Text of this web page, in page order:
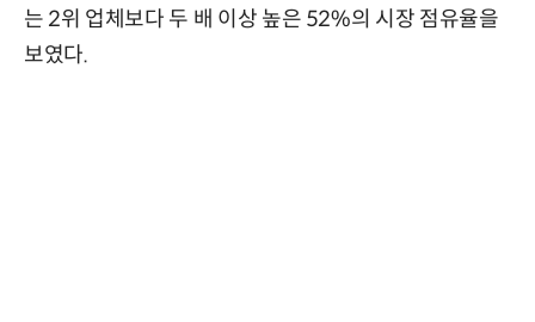
는 2위 업체보다 두 배 이상 높은 52%의 시장 점유율을
보였다.